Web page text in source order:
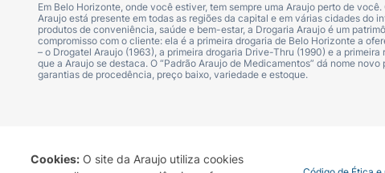
Cookies: O site da Araujo utiliza cookies
Em Belo Horizonte, onde você estiver, tem sempre uma Araujo perto de
Araujo está presente em todas as regiões da capital e em várias cidades do
produtos de conveniência, saúde e bem-estar, a Drogaria Araujo é um
compromisso com o cliente: ela é a primeira drogaria de Belo Horizonte a
– o Drogatel Araujo (1963), a primeira drogaria Drive-Thru (1990) e a
que a Araujo se destaca. O “Padrão Araujo de Medicamentos” dá nome
garantias de procedência, preço baixo, variedade e estoque.